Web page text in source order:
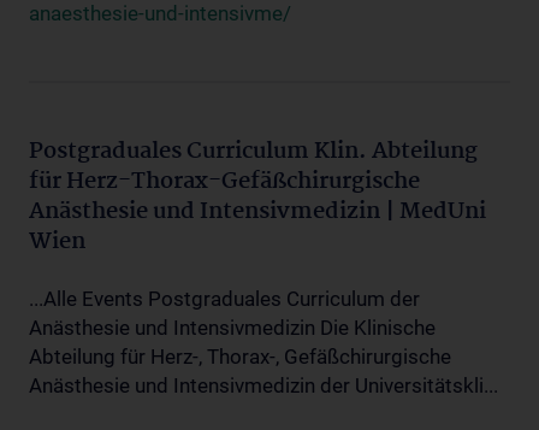
anaesthesie-und-intensivme/
Postgraduales Curriculum Klin. Abteilung
für Herz-Thorax-Gefäßchirurgische
Anästhesie und Intensivmedizin | MedUni
Wien
...Alle Events Postgraduales Curriculum der
Anästhesie und Intensivmedizin Die Klinische
Abteilung für Herz-, Thorax-, Gefäßchirurgische
Anästhesie und Intensivmedizin der Universitätskli...